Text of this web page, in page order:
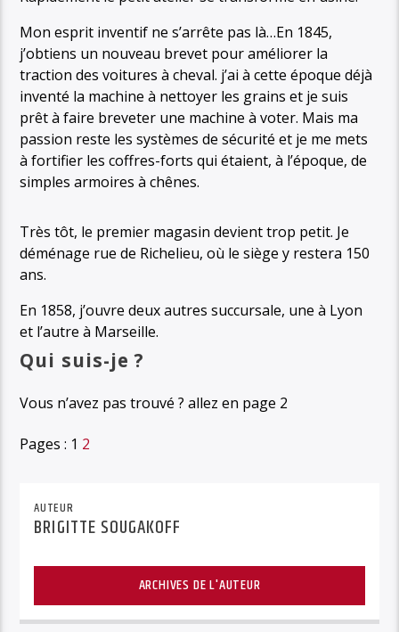
Mon esprit inventif ne s’arrête pas là…En 1845,
j’obtiens un nouveau brevet pour améliorer la
traction des voitures à cheval. j’ai à cette époque déjà
inventé la machine à nettoyer les grains et je suis
prêt à faire breveter une machine à voter. Mais ma
passion reste les systèmes de sécurité et je me mets
à fortifier les coffres-forts qui étaient, à l’époque, de
simples armoires à chênes.
Très tôt, le premier magasin devient trop petit. Je
déménage rue de Richelieu, où le siège y restera 150
ans.
En 1858, j’ouvre deux autres succursale, une à Lyon
et l’autre à Marseille.
Qui suis-je ?
Vous n’avez pas trouvé ? allez en page 2
Pages : 1 2
AUTEUR
BRIGITTE SOUGAKOFF
ARCHIVES DE L'AUTEUR